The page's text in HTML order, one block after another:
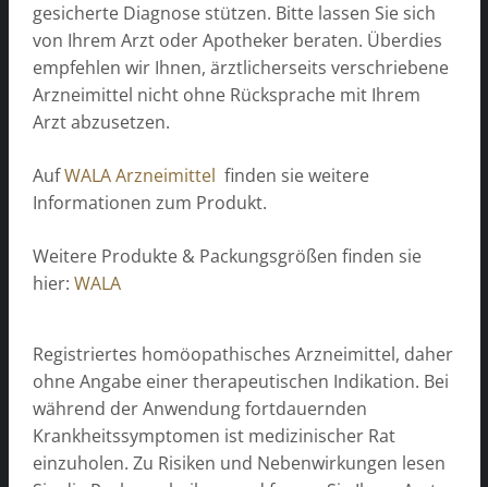
gesicherte Diagnose stützen. Bitte lassen Sie sich
von Ihrem Arzt oder Apotheker beraten. Überdies
empfehlen wir Ihnen, ärztlicherseits verschriebene
Arzneimittel nicht ohne Rücksprache mit Ihrem
Arzt abzusetzen.
AufWALA Arzneimittel finden sie weitere
Informationen zum Produkt.
Weitere Produkte & Packungsgrößen finden sie
hier: WALA
Registriertes homöopathisches Arzneimittel, daher
ohne Angabe einer therapeutischen Indikation. Bei
während der Anwendung fortdauernden
Krankheitssymptomen ist medizinischer Rat
einzuholen. Zu Risiken und Nebenwirkungen lesen